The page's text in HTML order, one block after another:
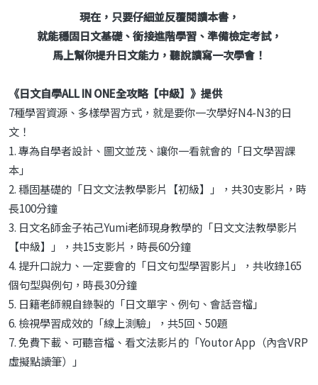
現在，只要仔細並反覆閱讀本書，
就能穩固日文基礎、銜接進階學習、準備檢定考試，
馬上幫你提升日文能力，聽說讀寫一次學會！
《日文自學ALL IN ONE全攻略【中級】》提供
7種學習資源、多樣學習方式，就是要你一次學好N4-N3的日
文！
1. 專為自學者設計、圖文並茂、讓你一看就會的「日文學習課
本」
2. 穩固基礎的「日文文法教學影片【初級】」，共30支影片，時
長100分鐘
3. 日文名師金子祐己Yumi老師現身教學的「日文文法教學影片
【中級】」，共15支影片，時長60分鐘
4. 提升口說力、一定要會的「日文句型學習影片」，共收錄165
個句型與例句，時長30分鐘
5. 日籍老師親自錄製的「日文單字、例句、會話音檔」
6. 檢視學習成效的「線上測驗」，共5回、50題
7. 免費下載、可聽音檔、看文法影片的「Youtor App（內含VRP
虛擬點讀筆）」